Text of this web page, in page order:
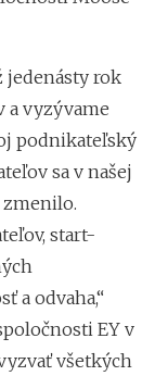
jedenásty rok
a vyzývame
podnikateľský
sa v našej
start-
a odvaha,“
EY v
všetkých